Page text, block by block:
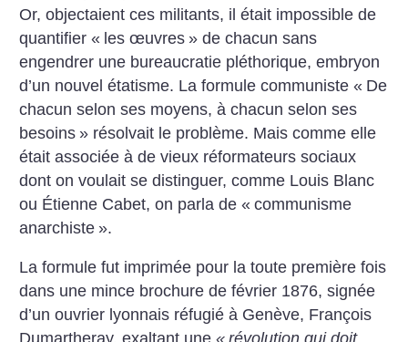
Or, objectaient ces militants, il était impossible de
quantifier « les œuvres » de chacun sans
engendrer une bureaucratie pléthorique, embryon
d’un nouvel étatisme. La formule communiste « De
chacun selon ses moyens, à chacun selon ses
besoins » résolvait le problème. Mais comme elle
était associée à de vieux réformateurs sociaux
dont on voulait se distinguer, comme Louis Blanc
ou Étienne Cabet, on parla de « communisme
anarchiste ».
La formule fut imprimée pour la toute première fois
dans une mince brochure de février 1876, signée
d’un ouvrier lyonnais réfugié à Genève, François